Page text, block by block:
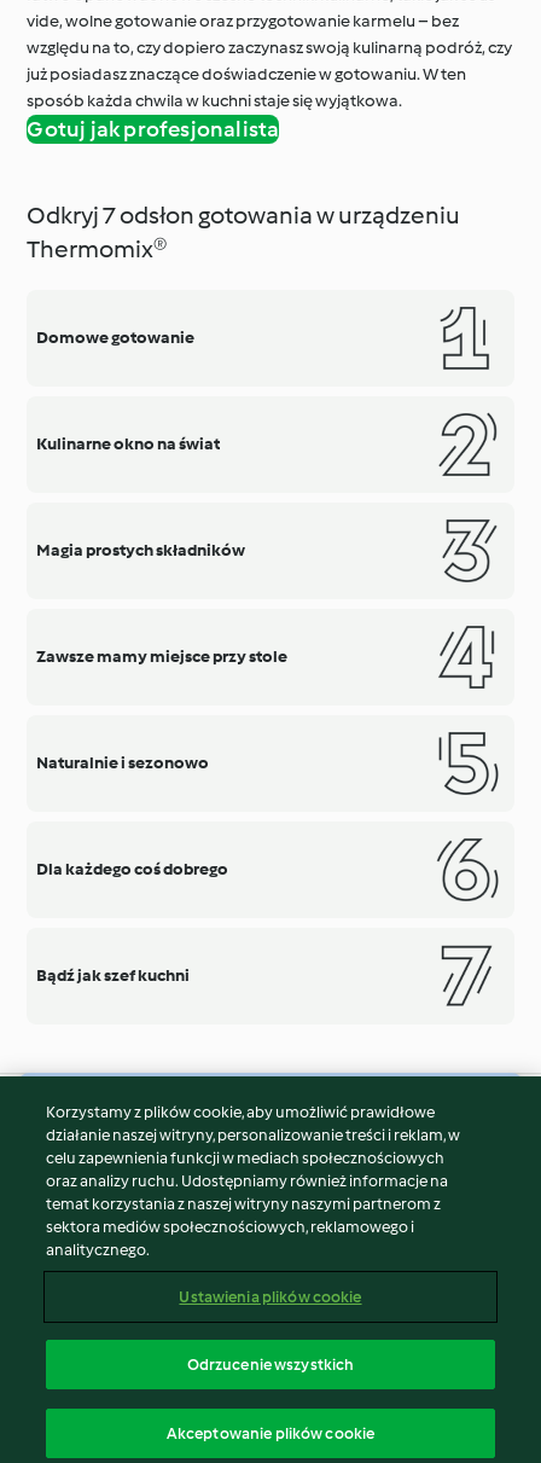
vide, wolne gotowanie oraz przygotowanie karmelu – bez
względu na to, czy dopiero zaczynasz swoją kulinarną podróż, czy
już posiadasz znaczące doświadczenie w gotowaniu. W ten
sposób każda chwila w kuchni staje się wyjątkowa.
Gotuj jak profesjonalista
Odkryj 7 odsłon gotowania w urządzeniu
Thermomix®
Domowe gotowanie
Kulinarne okno na świat
Magia prostych składników
Zawsze mamy miejsce przy stole
Naturalnie i sezonowo
Dla każdego coś dobrego
Bądź jak szef kuchni
© Copyright 2026
Warunki korzystania
Polityka prywatności
Disclaimer
Znak wydawcy
Zgłoś treść
Oświadczenie o dostępności
Korzystamy z plików cookie, aby umożliwić prawidłowe
działanie naszej witryny, personalizowanie treści i reklam, w
celu zapewnienia funkcji w mediach społecznościowych
oraz analizy ruchu. Udostępniamy również informacje na
temat korzystania z naszej witryny naszymi partnerom z
sektora mediów społecznościowych, reklamowego i
analitycznego.
Ustawienia plików cookie
Odrzucenie wszystkich
Akceptowanie plików cookie